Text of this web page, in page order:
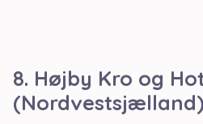
8. Højby Kro og
(Nordvestsjælland)